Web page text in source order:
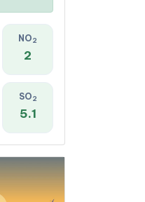
NO2
2
SO2
5.1